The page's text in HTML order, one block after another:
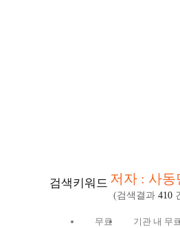
검색키워드 저자 : 사동
(검색결과 410
무료 기관 내 무